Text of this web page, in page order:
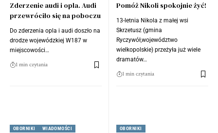
Zderzenie audi i opla. Audi
przewróciło się na poboczu
Do zderzenia opla i audi doszło na
drodze wojewódzkiej W187 w
miejscowości…
1 min czytania
Pomóż Nikoli spokojnie żyć!
13-letnia Nikola z małej wsi
Skrzetusz (gmina
Ryczywół,województwo
wielkopolskie) przeżyła już wiele
dramatów…
1 min czytania
OBORNIKI WIADOMOŚCI OBORNIKI